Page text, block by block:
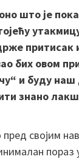
оно што је
бих овом
и буду наш
знано
својим